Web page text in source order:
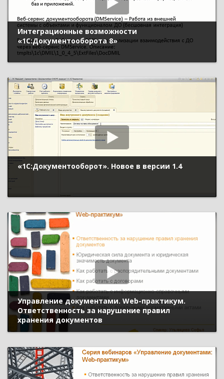
Интеграционные возможности
«1С:Документооборота 8»
«1С:Документооборот». Новое в версии 1.4
Управление документами. Web-практикум.
Ответственность за нарушение правил
хранения документов